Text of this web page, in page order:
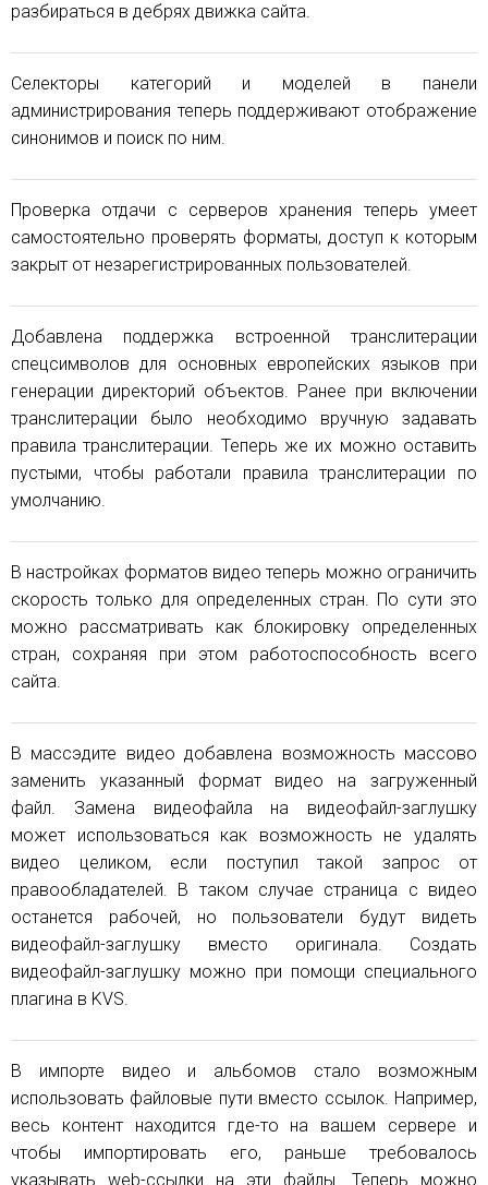
разбираться в дебрях движка сайта.
Селекторы категорий и моделей в панели
администрирования теперь поддерживают отображение
синонимов и поиск по ним.
Проверка отдачи с серверов хранения теперь умеет
самостоятельно проверять форматы, доступ к которым
закрыт от незарегистрированных пользователей.
Добавлена поддержка встроенной транслитерации
спецсимволов для основных европейских языков при
генерации директорий объектов. Ранее при включении
транслитерации было необходимо вручную задавать
правила транслитерации. Теперь же их можно оставить
пустыми, чтобы работали правила транслитерации по
умолчанию.
В настройках форматов видео теперь можно ограничить
скорость только для определенных стран. По сути это
можно рассматривать как блокировку определенных
стран, сохраняя при этом работоспособность всего
сайта.
В массэдите видео добавлена возможность массово
заменить указанный формат видео на загруженный
файл. Замена видеофайла на видеофайл-заглушку
может использоваться как возможность не удалять
видео целиком, если поступил такой запрос от
правообладателей. В таком случае страница с видео
останется рабочей, но пользователи будут видеть
видеофайл-заглушку вместо оригинала. Создать
видеофайл-заглушку можно при помощи специального
плагина в KVS.
В импорте видео и альбомов стало возможным
использовать файловые пути вместо ссылок. Например,
весь контент находится где-то на вашем сервере и
чтобы импортировать его, раньше требовалось
указывать web-ссылки на эти файлы. Теперь можно